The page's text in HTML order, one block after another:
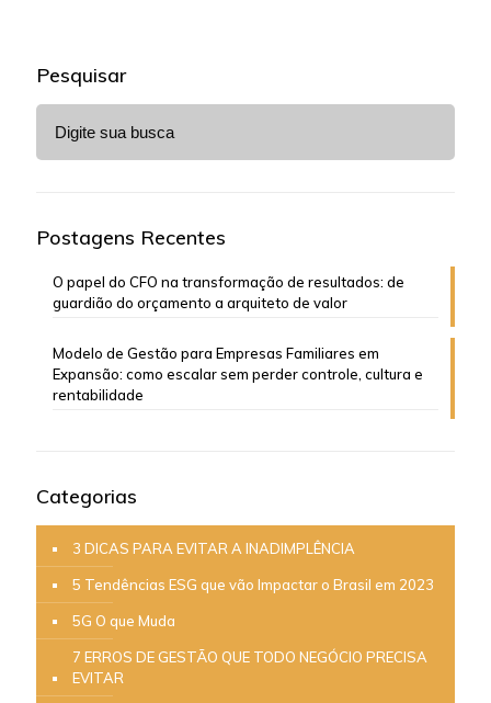
Pesquisar
Postagens Recentes
O papel do CFO na transformação de resultados: de
guardião do orçamento a arquiteto de valor
Modelo de Gestão para Empresas Familiares em
Expansão: como escalar sem perder controle, cultura e
rentabilidade
Categorias
3 DICAS PARA EVITAR A INADIMPLÊNCIA
5 Tendências ESG que vão Impactar o Brasil em 2023
5G O que Muda
7 ERROS DE GESTÃO QUE TODO NEGÓCIO PRECISA
EVITAR